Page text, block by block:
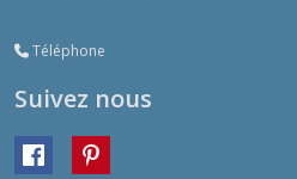
Téléphone
Suivez nous